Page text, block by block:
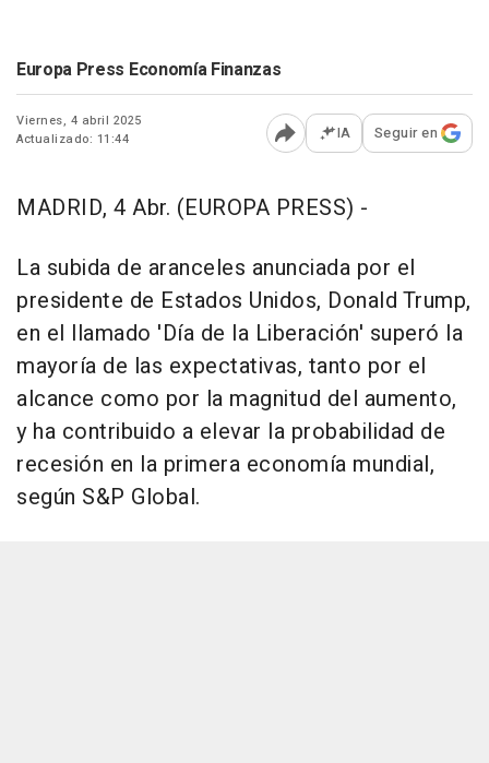
Europa Press Economía Finanzas
Viernes, 4 abril 2025
Actualizado: 11:44
Abrir opciones para
IA Seguir en
MADRID, 4 Abr. (EUROPA PRESS) -
La subida de aranceles anunciada por el
presidente de Estados Unidos, Donald Trump,
en el llamado 'Día de la Liberación' superó la
mayoría de las expectativas, tanto por el
alcance como por la magnitud del aumento,
y ha contribuido a elevar la probabilidad de
recesión en la primera economía mundial,
según S&P Global.